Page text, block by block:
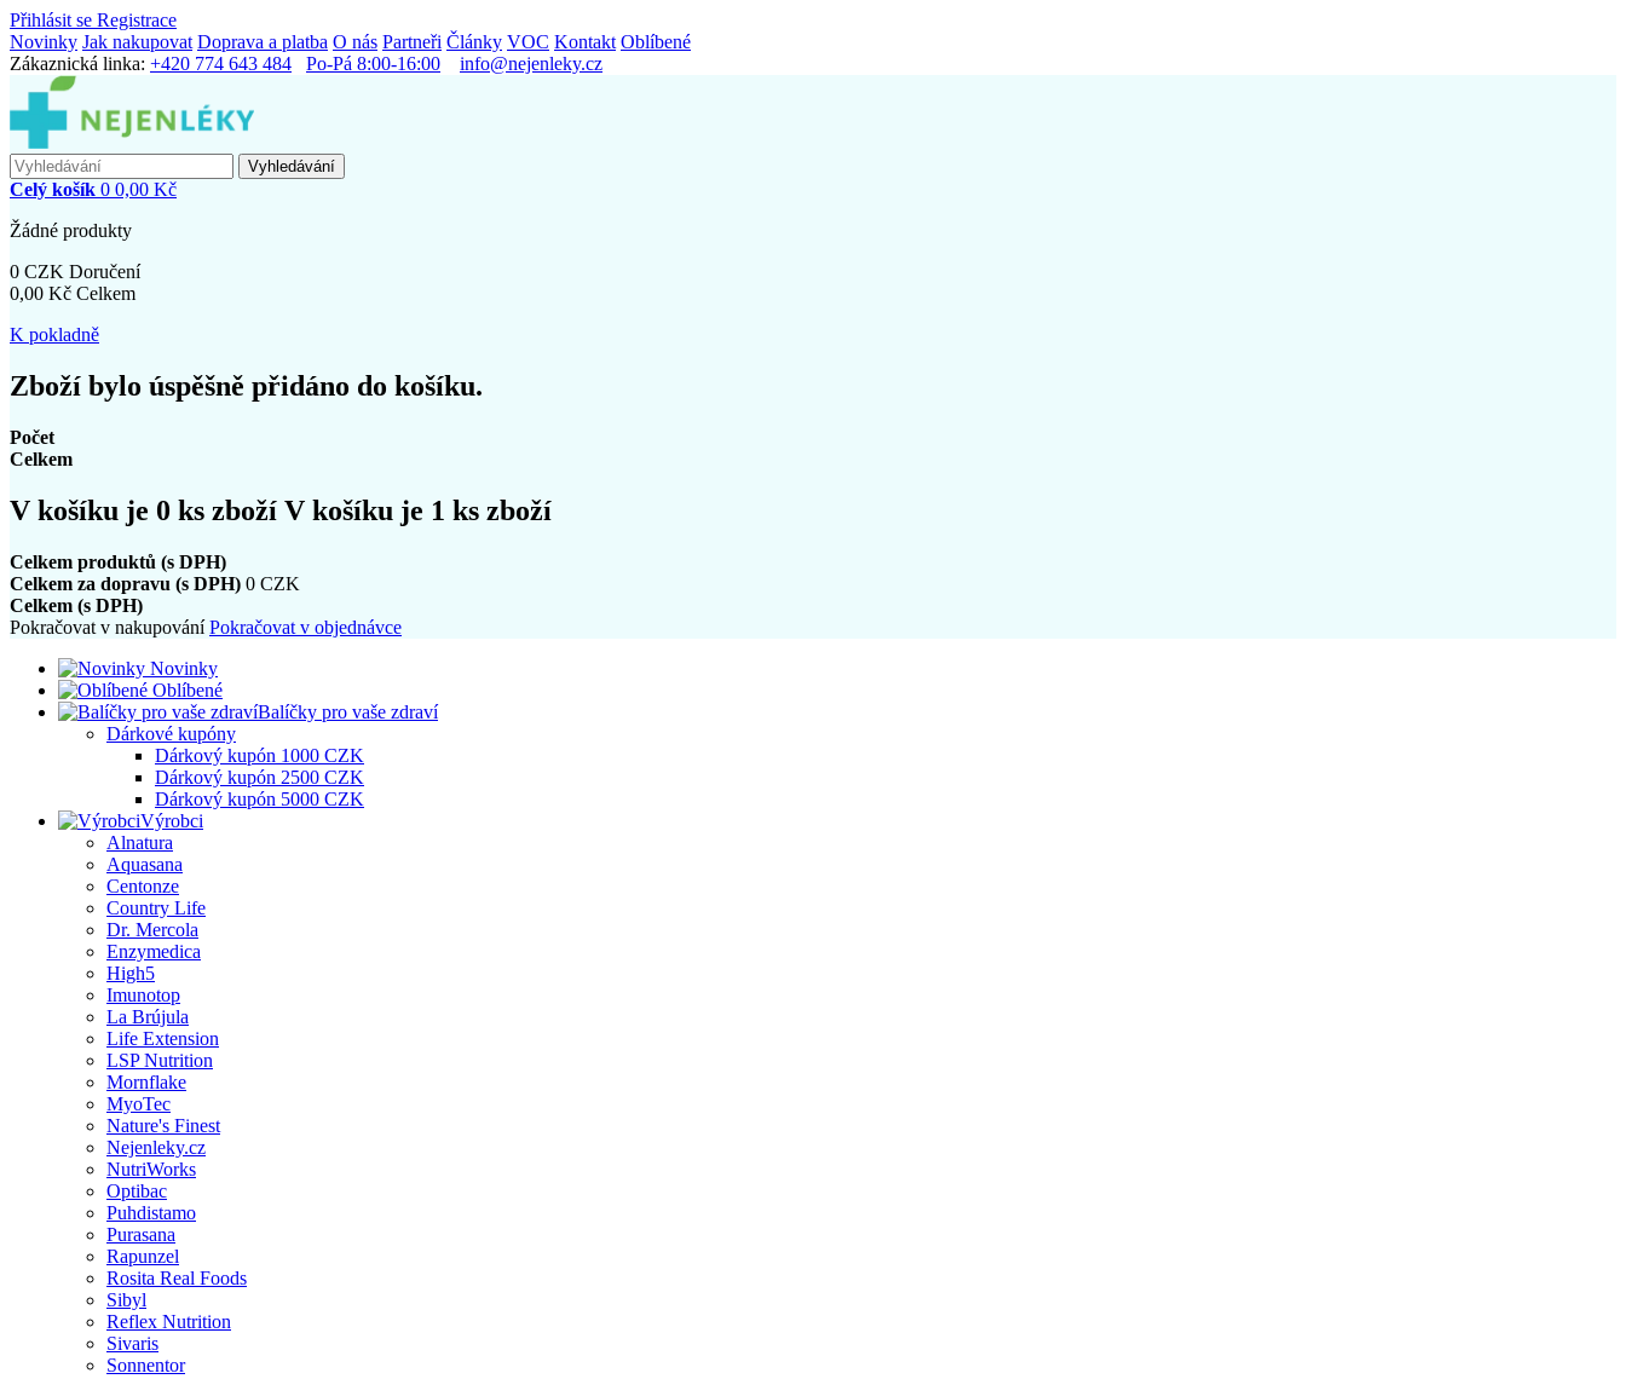
Přihlásit se Registrace
Novinky Jak nakupovat Doprava a platba O nás Partneři Články VOC Kontakt Oblíbené
Zákaznická linka: +420 774 643 484 Po-Pá 8:00-16:00 info@nejenleky.cz
Vyhledávání
Celý košík 0 0,00 Kč
Žádné produkty
0 CZK Doručení
0,00 Kč Celkem
K pokladně
Zboží bylo úspěšně přidáno do košíku.
Počet
Celkem
V košíku je 0 ks zboží V košíku je 1 ks zboží
Celkem produktů (s DPH)
Celkem za dopravu (s DPH) 0 CZK
Celkem (s DPH)
Pokračovat v nakupováníPokračovat v objednávce
Novinky
Oblíbené
Balíčky pro vaše zdraví
Dárkové kupóny
Dárkový kupón 1000 CZK
Dárkový kupón 2500 CZK
Dárkový kupón 5000 CZK
Výrobci
Alnatura
Aquasana
Centonze
Country Life
Dr. Mercola
Enzymedica
High5
Imunotop
La Brújula
Life Extension
LSP Nutrition
Mornflake
MyoTec
Nature's Finest
Nejenleky.cz
NutriWorks
Optibac
Puhdistamo
Purasana
Rapunzel
Rosita Real Foods
Sibyl
Reflex Nutrition
Sivaris
Sonnentor